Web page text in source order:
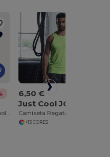
Shorts Femininos Just Cool para Esportes e Academia
6,50 €
Just Cool JC007
+13 CORES